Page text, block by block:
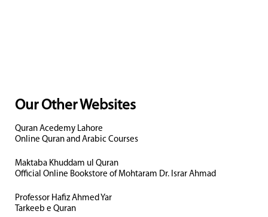
Our Other Websites
Quran Acedemy Lahore
Online Quran and Arabic Courses
Maktaba Khuddam ul Quran
Official Online Bookstore of Mohtaram Dr. Israr Ahmad
Professor Hafiz Ahmed Yar
Tarkeeb e Quran